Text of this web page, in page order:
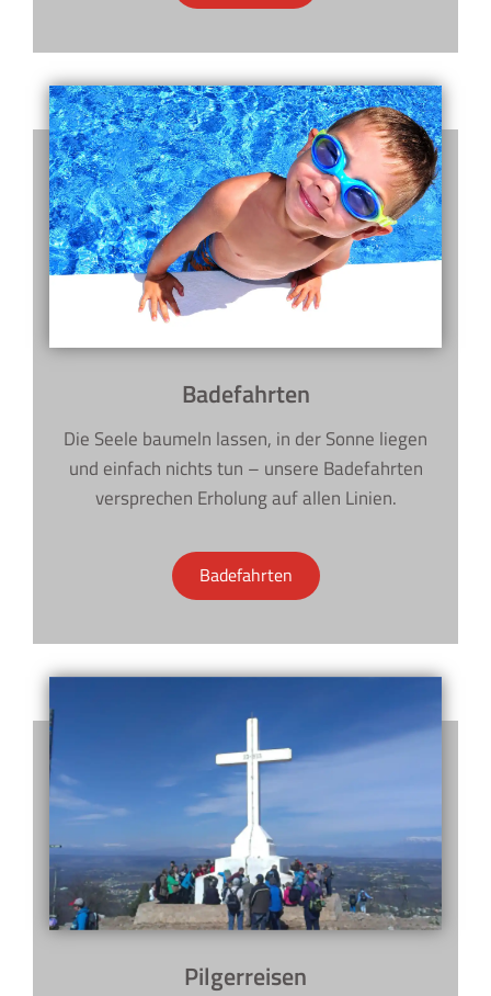
Badefahrten
Die Seele baumeln lassen, in der Sonne liegen
und einfach nichts tun – unsere Badefahrten
versprechen Erholung auf allen Linien.
Badefahrten
Pilgerreisen